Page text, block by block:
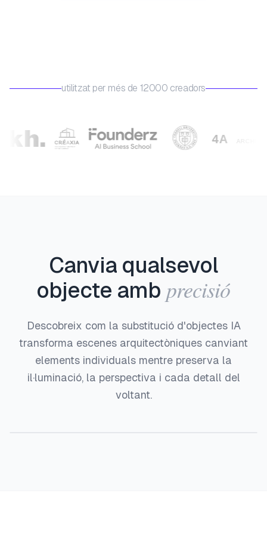
utilitzat per més de 12000 creadors
Canvia qualsevol
objecte amb precisió
Descobreix com la substitució d'objectes IA
transforma escenes arquitectòniques canviant
elements individuals mentre preserva la
il·luminació, la perspectiva i cada detall del
voltant.